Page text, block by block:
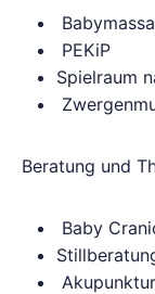
PEKiP
Spielraum
Beratung und
Baby
Akupunktur